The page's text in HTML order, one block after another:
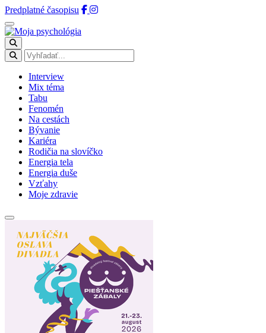
Predplatné časopisu
Interview
Mix téma
Tabu
Fenomén
Na cestách
Bývanie
Kariéra
Rodičia na slovíčko
Energia tela
Energia duše
Vzťahy
Moje zdravie